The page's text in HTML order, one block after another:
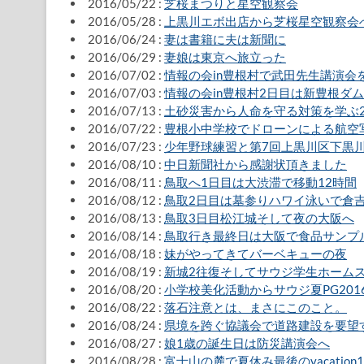
2016/05/22 : 芝桜まつりと星空観察会
2016/05/28 : 上黒川エボ出店から芝桜星空観察会
2016/06/24 : 妻は書籍に夫は新聞に
2016/06/29 : 妻娘は東京へ旅立った
2016/07/02 :情報の会in豊根村で武田先生講演会
2016/07/03 :情報の会in豊根村2日目は新豊根ダム
2016/07/13 : 土砂災害から人命を守る対策を学ぶ
2016/07/22 : 豊根小中学校でドローンによる航
2016/07/23 : 少年野球練習と第7回上黒川区下黒
2016/08/10 : 中日新聞社から感謝状頂きました
2016/08/11 : 鳥取へ1日目は大渋滞で移動12時間
2016/08/12 : 鳥取2日目は墓参りハワイ泳いで倉
2016/08/13 : 鳥取3日目松江城そして夜の大阪へ
2016/08/14 : 鳥取行き最終日は大阪で食品サンプ
2016/08/18 : 妹がやってきてバーベキューの夜
2016/08/19 : 新城2往復そしてサウジ学生ホーム
2016/08/20 : 小学校美化活動からサウジ夏
2016/08/22 : 落石注意とは、まさにこのこと。
2016/08/24 : 県境を跨ぐ協議会で道路建設を要望
2016/08/27 : 娘1歳の誕生日は防災講演会へ
2016/08/28 : 富士山の麓で夏休み最後の